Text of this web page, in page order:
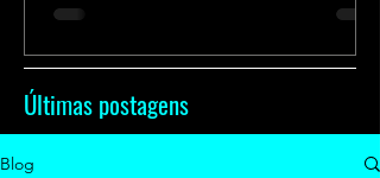
Últimas postagens
Blog